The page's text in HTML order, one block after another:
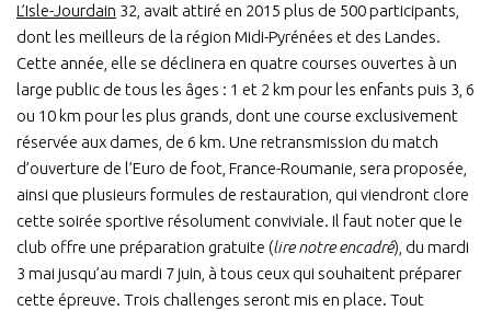
L’Isle-Jourdain 32, avait attiré en 2015 plus de 500 participants,
dont les meilleurs de la région Midi-Pyrénées et des Landes.
Cette année, elle se déclinera en quatre courses ouvertes à un
large public de tous les âges : 1 et 2 km pour les enfants puis 3, 6
ou 10 km pour les plus grands, dont une course exclusivement
réservée aux dames, de 6 km. Une retransmission du match
d’ouverture de l’Euro de foot, France-Roumanie, sera proposée,
ainsi que plusieurs formules de restauration, qui viendront clore
cette soirée sportive résolument conviviale. Il faut noter que le
club offre une préparation gratuite (lire notre encadré), du mardi
3 mai jusqu’au mardi 7 juin, à tous ceux qui souhaitent préparer
cette épreuve. Trois challenges seront mis en place. Tout